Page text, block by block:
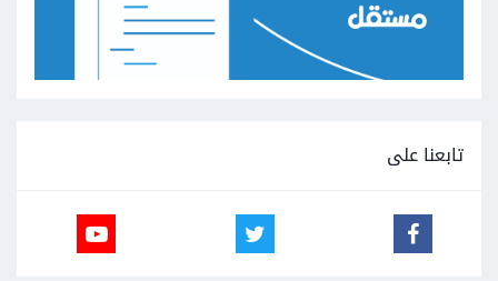
تابعنا على